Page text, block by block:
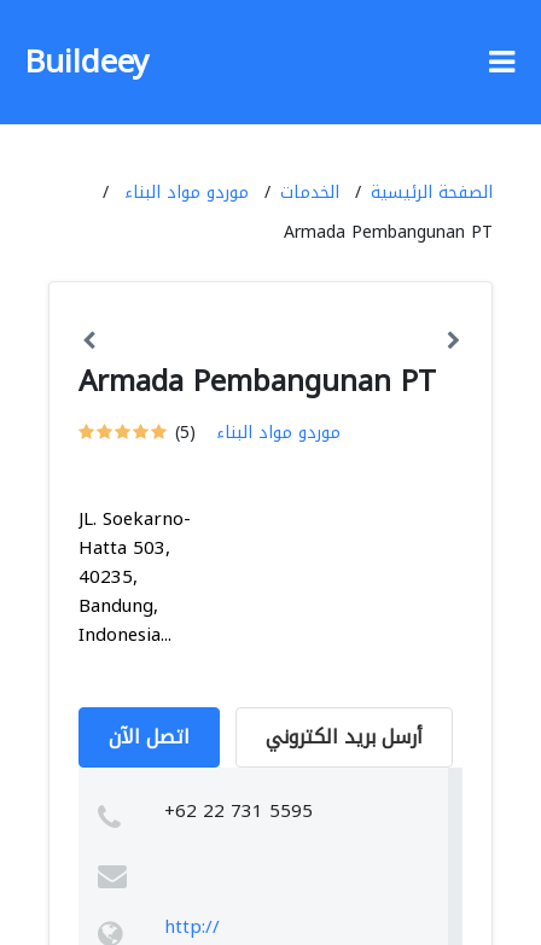
Buildeey
الصفحة الرئيسية الخدمات
موردو مواد البناء
Armada Pembangunan PT
Armada Pembangunan PT
(5) موردو مواد البناء
JL. Soekarno-
Hatta 503,
40235,
Bandung,
Indonesia...
اتصل الآن أرسل بريد الكتروني
+62 22 731 5595
http://